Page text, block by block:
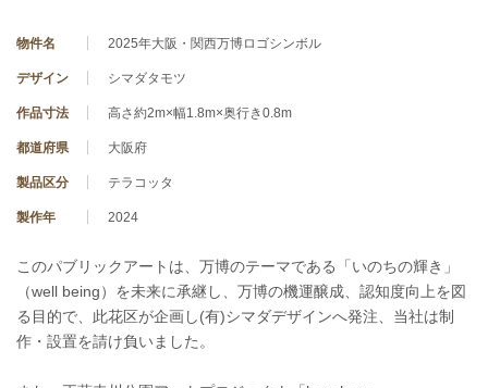
物件名 2025年大阪・関西万博ロゴシンボル
デザイン シマダタモツ
作品寸法 高さ約2m×幅1.8m×奥行き0.8m
都道府県 大阪府
製品区分 テラコッタ
製作年 2024
このパブリックアートは、万博のテーマである「いのちの輝き」
（well being）を未来に承継し、万博の機運醸成、認知度向上を図
る目的で、此花区が企画し(有)シマダデザインへ発注、当社は制
作・設置を請け負いました。